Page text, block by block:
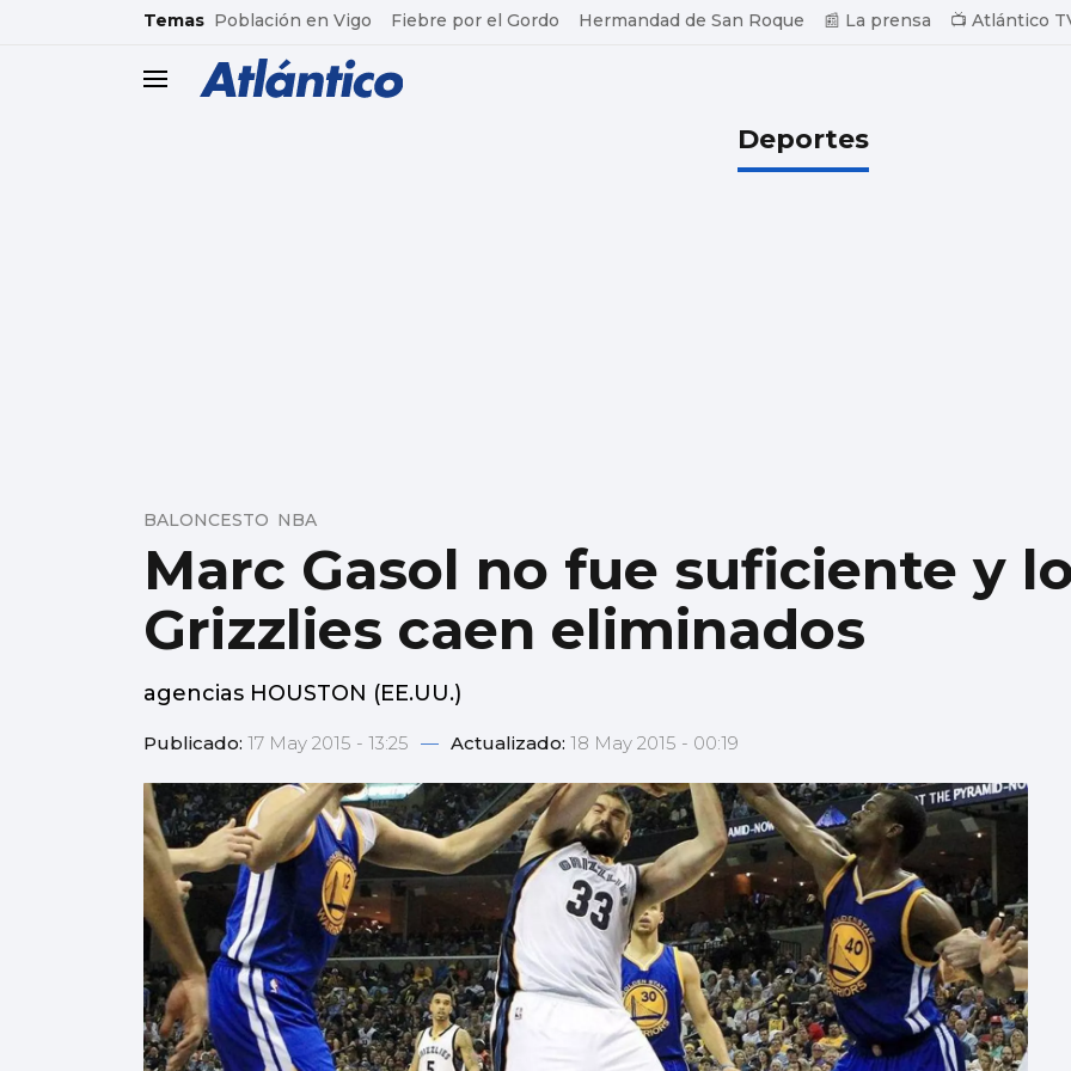
common.go-to-content
Temas Población en Vigo Fiebre por el Gordo Hermandad de San Roque 📰 La prensa 📺 Atlántico
header.menu.open
Deportes
Marc Gasol no fue suficiente y
Grizzlies caen eliminados
BALONCESTO NBA
agencias HOUSTON (EE.UU.)
Publicado: 17 May 2015 - 13:25 — Actualizado: 18 May 2015 - 00:19